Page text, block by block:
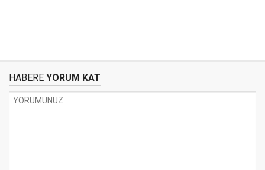
HABERE YORUM KAT